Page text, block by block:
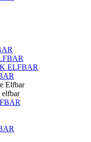
ELFBAR
Elfbar
elfbar